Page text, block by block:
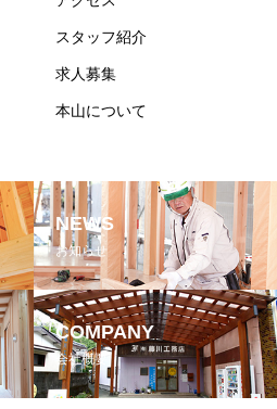
スタッフ紹介
求人募集
本山について
NEWS
お知らせ
COMPANY
会社概要